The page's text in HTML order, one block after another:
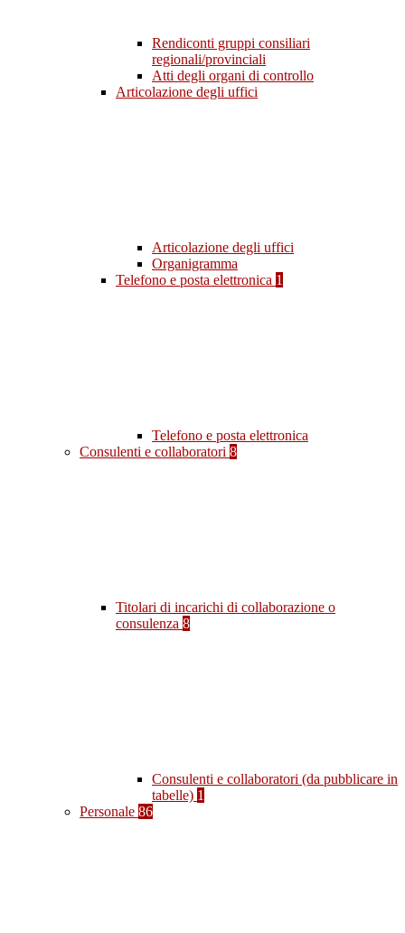
Rendiconti gruppi consiliari
regionali/provinciali
Atti degli organi di controllo
Articolazione degli uffici
Articolazione degli uffici
Organigramma
Telefono e posta elettronica 1
Telefono e posta elettronica
Consulenti e collaboratori 8
Titolari di incarichi di collaborazione o
consulenza 8
Consulenti e collaboratori (da pubblicare in
tabelle) 1
Personale 86